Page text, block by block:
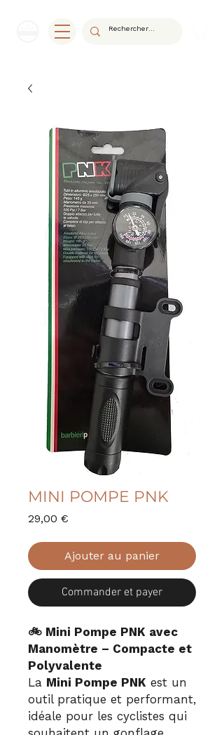
MINI POMPE PNK
29,00 €
Ajouter au panier
Commander et payer
🚲 Mini Pompe PNK avec
Manomètre – Compacte et
Polyvalente
La Mini Pompe PNK est un
outil pratique et performant,
idéale pour les cyclistes qui